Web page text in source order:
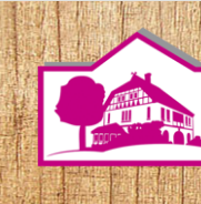
Zum
Inhalt
springen